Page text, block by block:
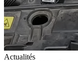
Actualités